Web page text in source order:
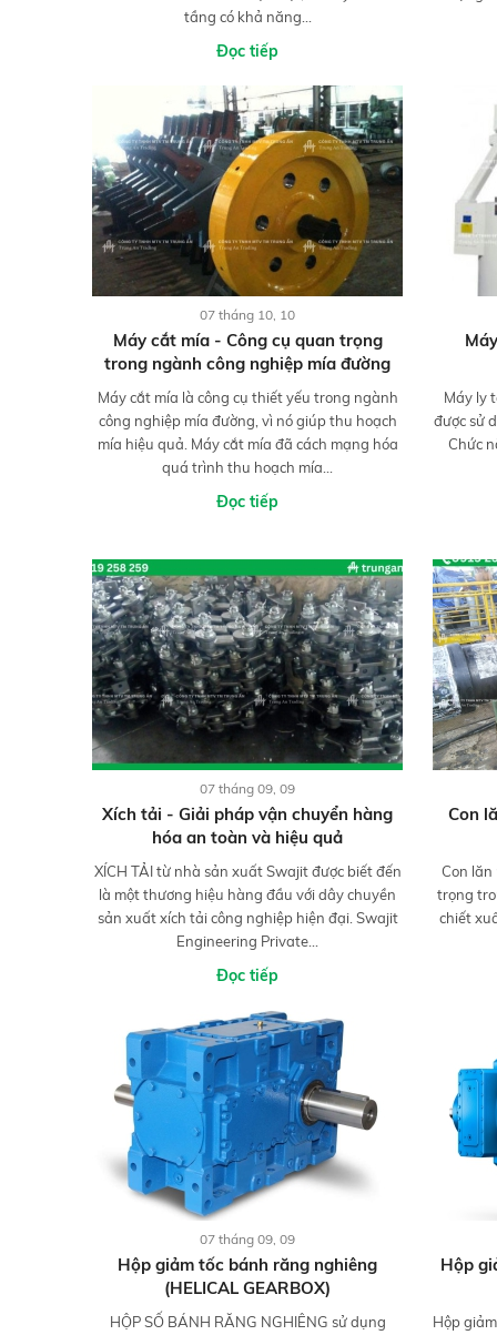
tầng có khả năng...
Đọc tiếp
07 tháng 10, 10
Máy cắt mía - Công cụ quan trọng
trong ngành công nghiệp mía đường
Máy cắt mía là công cụ thiết yếu trong ngành
công nghiệp mía đường, vì nó giúp thu hoạch
mía hiệu quả. Máy cắt mía đã cách mạng hóa
quá trình thu hoạch mía...
Đọc tiếp
Máy ly
được sử
Chức
07 tháng 09, 09
Xích tải - Giải pháp vận chuyển hàng
hóa an toàn và hiệu quả
XÍCH TẢI từ nhà sản xuất Swajit được biết đến
là một thương hiệu hàng đầu với dây chuyền
sản xuất xích tải công nghiệp hiện đại. Swajit
Engineering Private...
Đọc tiếp
Con
Con
trọng
chiết
07 tháng 09, 09
Hộp giảm tốc bánh răng nghiêng
(HELICAL GEARBOX)
HỘP SỐ BÁNH RĂNG NGHIÊNG sử dụng
Hộp
Hộp